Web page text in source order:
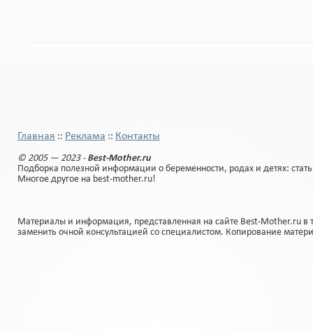
Главная :: Реклама :: Контакты
© 2005 — 2023 - Best-Mother.ru
Подборка полезной информации о беременности, родах и детях:
Многое другое на best-mother.ru!
Материалы и информация, представленная на сайте Best-Mother.ru
заменить очной консультацией со специалистом. Копирование